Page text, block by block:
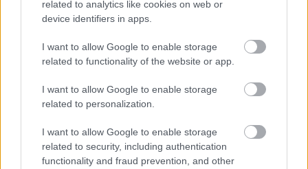
related to analytics like cookies on web or
device identifiers in apps.
I want to allow Google to enable storage
related to functionality of the website or app.
I want to allow Google to enable storage
related to personalization.
I want to allow Google to enable storage
related to security, including authentication
functionality and fraud prevention, and other
Γραπτός διαγωνισμός
Υπουργείο Εξωτερικών Αποτελέσματα ΑΣΕΠ